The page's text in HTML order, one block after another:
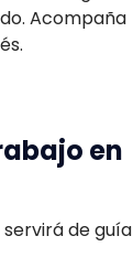
Acompaña
en
de guía